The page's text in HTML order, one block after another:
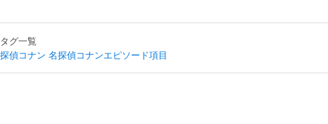
タグ一覧
偵コナン 名探偵コナンエピソード項目